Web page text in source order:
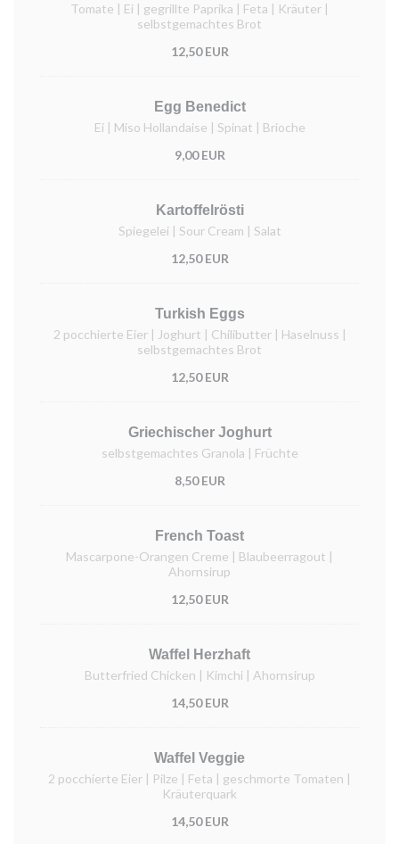
Tomate | Ei | gegrillte Paprika | Feta | Kräuter |
selbstgemachtes Brot
12,50 EUR
Egg Benedict
Ei | Miso Hollandaise | Spinat | Brioche
9,00 EUR
Kartoffelrösti
Spiegelei | Sour Cream | Salat
12,50 EUR
Turkish Eggs
2 pocchierte Eier | Joghurt | Chilibutter | Haselnuss |
selbstgemachtes Brot
12,50 EUR
Griechischer Joghurt
selbstgemachtes Granola | Früchte
8,50 EUR
French Toast
Mascarpone-Orangen Creme | Blaubeerragout |
Ahornsirup
12,50 EUR
Waffel Herzhaft
Butterfried Chicken | Kimchi | Ahornsirup
14,50 EUR
Waffel Veggie
2 pocchierte Eier | Pilze | Feta | geschmorte Tomaten |
Kräuterquark
14,50 EUR